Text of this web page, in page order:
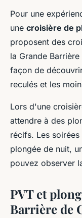
Pour une
une croisière de
proposent des
la Grande
façon de
reculés et les
Lors d'une
attendre à des
récifs. Les
plongée de nuit,
pouvez observer
PVT et
Barrière de